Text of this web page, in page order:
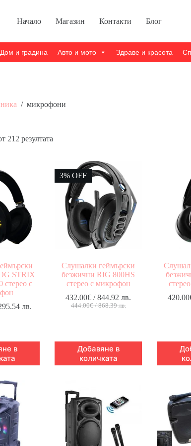
Начало Магазин Контакти Блог
Дом и градина Авто и мото Здраве и красота
/ микрофони
212 резултатаSorted
STRIX
стерео с
лв.
в
3% OFF
Слушалки геймърски
безжични RIG 800HS
стерео с микрофон
444.00€/ 868.39 лв.
Original
/
868.39 лв..
432.00€ / 844.92 лв.
Текущата
/
844.92 лв..
Добавяне в
количката
420.00